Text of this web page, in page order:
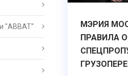
"АВВАТ"
МЭРИЯ
ПРАВИЛА